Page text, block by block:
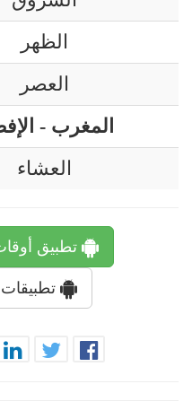
الظهر
العصر
المغرب -
العشاء
تطبيق